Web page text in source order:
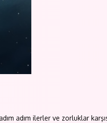
adım ilerler ve zorluklar